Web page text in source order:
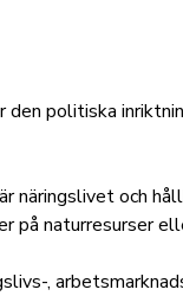
den politiska
och
på naturresurser
,